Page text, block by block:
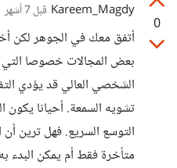
0
Kareem_Magdy قبل 7 أشهر
أتفق معك في الجوهر لكن
بعض المجالات خصوصا التي
الشخصي العالي قد يؤدي
تشويه السمعة. أحيانا يكون
التوسع السريع. فهل ترين
متأخرة فقط أم يمكن البدء